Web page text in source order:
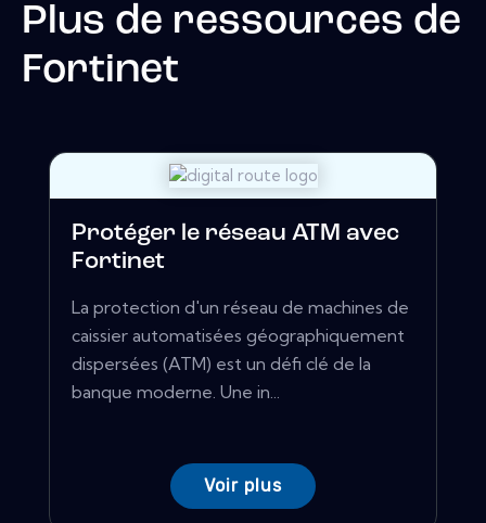
Plus de ressources de
Fortinet
Protéger le réseau ATM avec
Fortinet
La protection d'un réseau de machines de
caissier automatisées géographiquement
dispersées (ATM) est un défi clé de la
banque moderne. Une in...
Voir plus